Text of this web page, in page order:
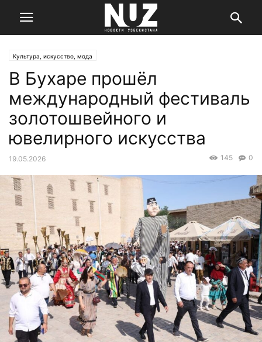
Культура, искусство, мода
В Бухаре прошёл
международный фестиваль
золотошвейного и
ювелирного искусства
19.05.2026 0
145